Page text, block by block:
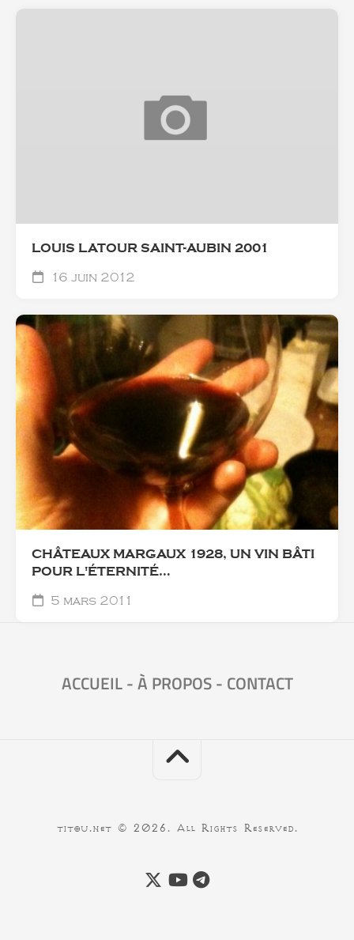
LOUIS LATOUR SAINT-AUBIN 2001
16 juin 2012
CHÂTEAUX MARGAUX 1928, UN VIN BÂTI
POUR L'ÉTERNITÉ…
5 mars 2011
ACCUEIL-À PROPOS- CONTACT
titou.net © 2026. All Rights Reserved.